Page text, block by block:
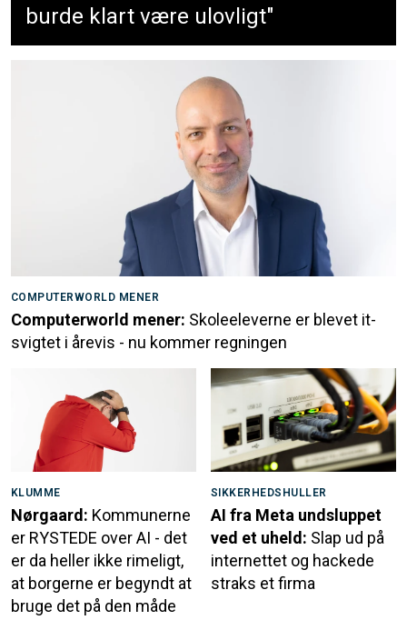
burde klart være ulovligt"
COMPUTERWORLD MENER
Computerworld mener: Skoleeleverne er blevet it-
svigtet i årevis - nu kommer regningen
KLUMME
Nørgaard: Kommunerne
er RYSTEDE over AI - det
er da heller ikke rimeligt,
at borgerne er begyndt at
bruge det på den måde
SIKKERHEDSHULLER
AI fra Meta undsluppet
ved et uheld: Slap ud på
internettet og hackede
straks et firma